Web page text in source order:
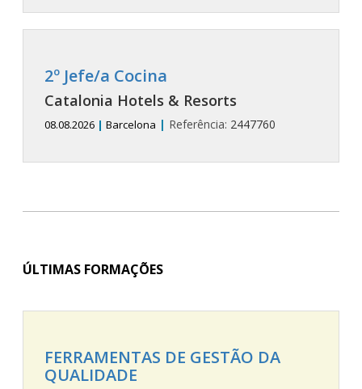
2º Jefe/a Cocina
Catalonia Hotels & Resorts
08.08.2026 | Barcelona | Referência: 2447760
ÚLTIMAS FORMAÇÕES
FERRAMENTAS DE GESTÃO DA
QUALIDADE